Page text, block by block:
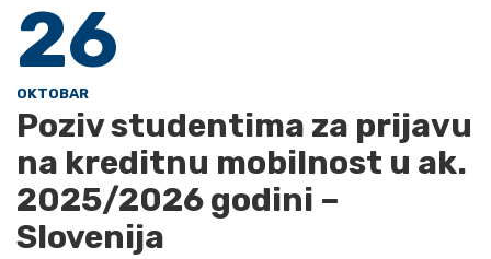
26
OKTOBAR
Poziv studentima za prijavu
na kreditnu mobilnost u ak.
2025/2026 godini –
Slovenija